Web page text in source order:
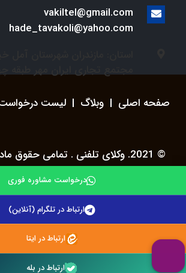
vakiltel@gmail.com
hade_tavakoli@yahoo.com
صفحه اصلی | وبلاگ | لیست
© 2021. وکلای تلفنی . تمامی
درخواست مشاوره فوری
ارتباط در تلگرام (آنلاین)
ارتباط در ایتا
ارتباط در بله